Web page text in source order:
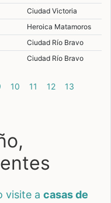
Ciudad Victoria
Heroica Matamoros
Ciudad Río Bravo
Ciudad Río Bravo
10 11 12 13
visite a casas de